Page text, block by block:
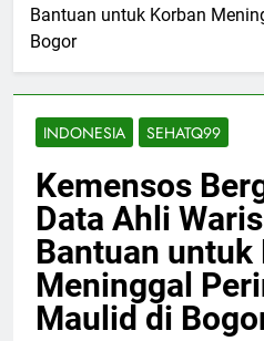
Bantuan untuk Korban
Bogor
INDONESIA SEHATQ99
Kemensos
Data Ahli
Bantuan untuk
Meninggal
Maulid di